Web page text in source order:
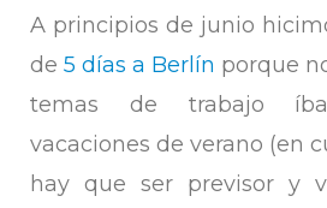
A principios de junio
de 5 días a Berlín porque
temas de trabajo
vacaciones de verano (en
hay que ser previsor y